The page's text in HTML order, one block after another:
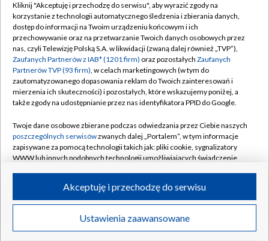
TVP
Abonament TVP
Emisja w TVP
Centrum informacji TVP
Naziemna Telewizja Cyfrowa
Rada Programowa
System NOS
Informacje o nadawcy
Program dla prasy
Ogłoszenie przetargowe
Regulamin TVP
Polityka prywatności
Moje zgody
Pomoc
Kontakt
Kanały
©2026 Telewizja Polska S.A. w likwidacji
Kliknij "Akceptuję i przechodzę do serwisu", aby wyrazić zgody na
korzystanie z technologii automatycznego śledzenia i zbierania danych,
dostęp do informacji na Twoim urządzeniu końcowym i ich
przechowywanie oraz na przetwarzanie Twoich danych osobowych przez
nas, czyli Telewizję Polską S.A. w likwidacji (zwaną dalej również „TVP”),
Zaufanych Partnerów z IAB* (1201 firm) oraz pozostałych Zaufanych
Partnerów TVP (93 firm), w celach marketingowych (w tym do
zautomatyzowanego dopasowania reklam do Twoich zainteresowań i
mierzenia ich skuteczności) i pozostałych, które wskazujemy poniżej, a
także zgody na udostępnianie przez nas identyfikatora PPID do Google.
Twoje dane osobowe zbierane podczas odwiedzania przez Ciebie naszych
poszczególnych serwisówzwanych dalej „Portalem”, w tym informacje
zapisywane za pomocą technologii takich jak: pliki cookie, sygnalizatory
WWW lub innych podobnych technologii umożliwiających świadczenie
ruchu w Internecie.
Twoje dane osobowe zbierane podczas odwiedzania przez Ciebie
poszczególnych serwisówna Portalu, takie jak adresy IP, identyfikatory
Ustawienia zaawansowane
Akceptuję i przechodzę do serwisu